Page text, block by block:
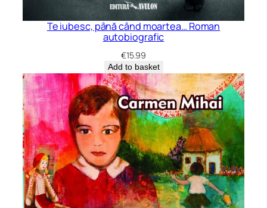
Te iubesc, până când moartea… Roman
autobiografic
€15.99
Add to basket